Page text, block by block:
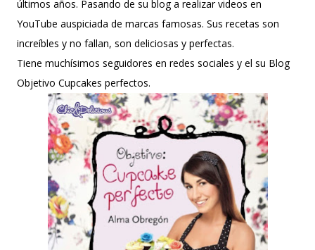
últimos años. Pasando de su blog a realizar videos en
YouTube auspiciada de marcas famosas. Sus recetas son
increíbles y no fallan, son deliciosas y perfectas.
Tiene muchísimos seguidores en redes sociales y el su Blog
Objetivo Cupcakes perfectos.